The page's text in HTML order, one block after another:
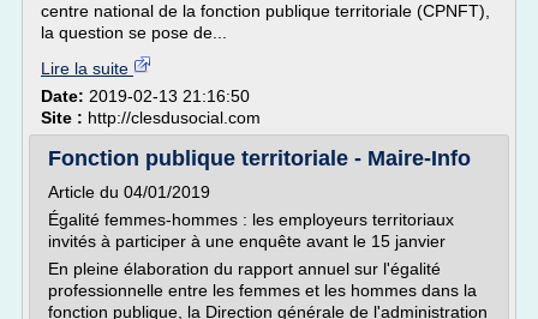
centre national de la fonction publique territoriale (CPNFT),
la question se pose de...
Lire la suite
Date: 2019-02-13 21:16:50
Site : http://clesdusocial.com
Fonction publique territoriale - Maire-Info
Article du 04/01/2019
Égalité femmes-hommes : les employeurs territoriaux
invités à participer à une enquête avant le 15 janvier
En pleine élaboration du rapport annuel sur l'égalité
professionnelle entre les femmes et les hommes dans la
fonction publique, la Direction générale de l'administration